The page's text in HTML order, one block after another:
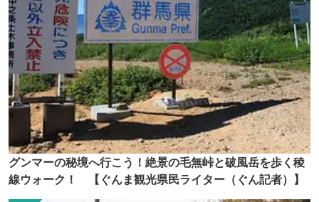
グンマーの秘境へ行こう！絶景の毛無峠と破風岳を歩く稜
線ウォーク！ 【ぐんま観光県民ライター（ぐん記者）】